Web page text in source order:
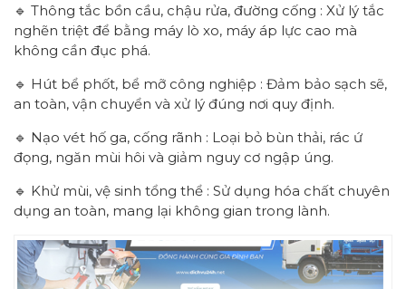
🔹 Thông tắc bồn cầu, chậu rửa, đường cống : Xử lý tắc
nghẽn triệt để bằng máy lò xo, máy áp lực cao mà
không cần đục phá.
🔹 Hút bể phốt, bể mỡ công nghiệp : Đảm bảo sạch sẽ,
an toàn, vận chuyển và xử lý đúng nơi quy định.
🔹 Nạo vét hố ga, cống rãnh : Loại bỏ bùn thải, rác ứ
đọng, ngăn mùi hôi và giảm nguy cơ ngập úng.
🔹 Khử mùi, vệ sinh tổng thể : Sử dụng hóa chất chuyên
dụng an toàn, mang lại không gian trong lành.